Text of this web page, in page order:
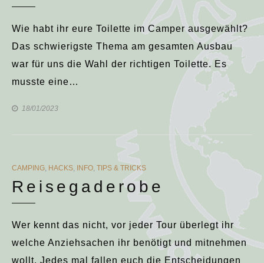
Wie habt ihr eure Toilette im Camper ausgewählt?
Das schwierigste Thema am gesamten Ausbau
war für uns die Wahl der richtigen Toilette. Es
musste eine…
18/01/2023
CATEGORIES
CAMPING, HACKS, INFO, TIPS & TRICKS
Reisegaderobe
Wer kennt das nicht, vor jeder Tour überlegt ihr
welche Anziehsachen ihr benötigt und mitnehmen
wollt. Jedes mal fallen euch die Entscheidungen